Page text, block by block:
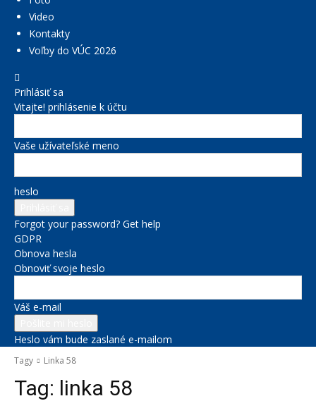
Video
Kontakty
Voľby do VÚC 2026
Prihlásiť sa
Vitajte! prihlásenie k účtu
Vaše užívateľské meno
heslo
Forgot your password? Get help
GDPR
Obnova hesla
Obnoviť svoje heslo
Váš e-mail
Heslo vám bude zaslané e-mailom
Tagy Linka 58
Tag: linka 58